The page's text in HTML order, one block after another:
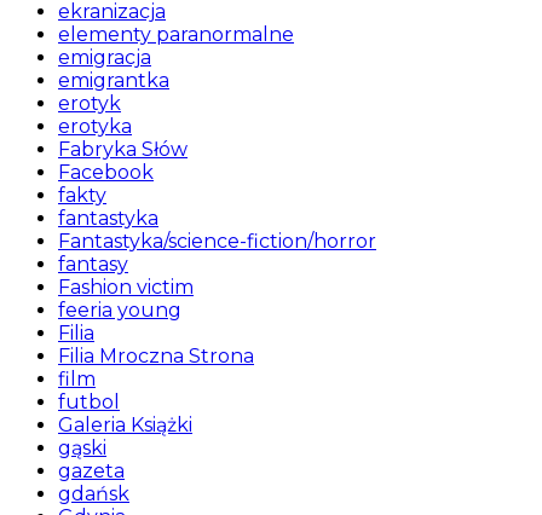
ekranizacja
elementy paranormalne
emigracja
emigrantka
erotyk
erotyka
Fabryka Słów
Facebook
fakty
fantastyka
Fantastyka/science-fiction/horror
fantasy
Fashion victim
feeria young
Filia
Filia Mroczna Strona
film
futbol
Galeria Książki
gąski
gazeta
gdańsk